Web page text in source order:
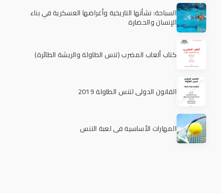
السباحة: نشأتها التاريخية وأغراضها العسكرية في بناء
الإنسان والحضارة
كتاب ألعاب المضرب (تنس الطاولة والريشة الطائرة)
القانون الدولي لتنس الطاولة 2019
المهارات الأساسية في لعبة التنس